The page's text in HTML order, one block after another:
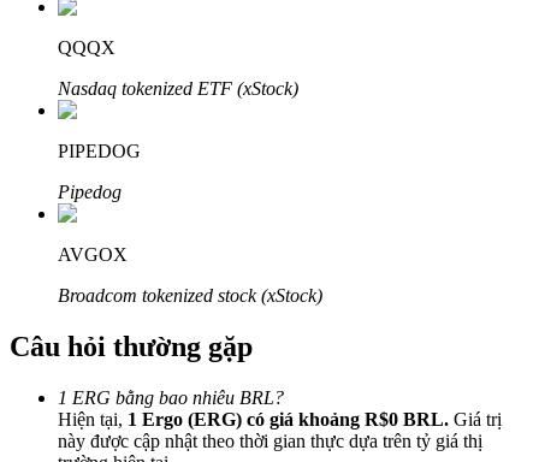
Lên đến 65% hoa hồng!
QQQX
Nasdaq tokenized ETF (xStock)
PIPEDOG
Pipedog
AVGOX
Broadcom tokenized stock (xStock)
Câu hỏi thường gặp
1 ERG bằng bao nhiêu BRL?
Hiện tại, 1 Ergo (ERG) có giá khoảng R$0 BRL. Giá trị
này được cập nhật theo thời gian thực dựa trên tỷ giá thị